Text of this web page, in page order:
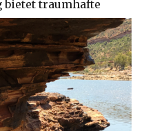
bietet traumhafte